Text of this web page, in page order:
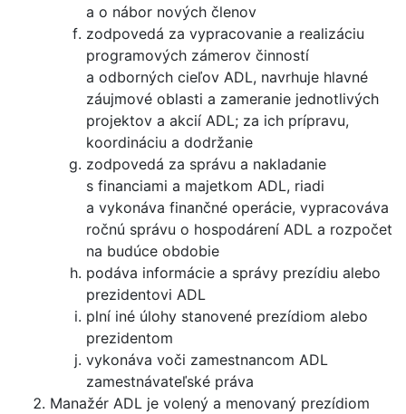
a o nábor nových členov
zodpovedá za vypracovanie a realizáciu
programových zámerov činností
a odborných cieľov ADL, navrhuje hlavné
záujmové oblasti a zameranie jednotlivých
projektov a akcií ADL; za ich prípravu,
koordináciu a dodržanie
zodpovedá za správu a nakladanie
s financiami a majetkom ADL, riadi
a vykonáva finančné operácie, vypracováva
ročnú správu o hospodárení ADL a rozpočet
na budúce obdobie
podáva informácie a správy prezídiu alebo
prezidentovi ADL
plní iné úlohy stanovené prezídiom alebo
prezidentom
vykonáva voči zamestnancom ADL
zamestnávateľské práva
Manažér ADL je volený a menovaný prezídiom